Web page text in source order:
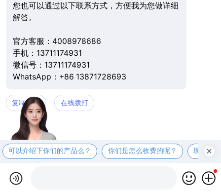
您也可以通过以下联系方式，方便我为您做详细
解答。
官方客服：4008978686
手机：13711174931
微信号：13711174931
WhatsApp：+86 13871728693
复制微信 在线拨打
可以介绍下你们的产品么？ 你们是怎么收费的呢？ 现在有